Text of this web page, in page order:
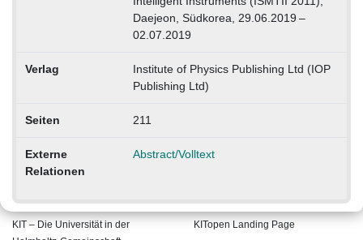
Daejeon, Südkorea, 29.06.2019 –
02.07.2019
Verlag
Institute of Physics Publishing Ltd (IOP
Publishing Ltd)
Seiten 211
Externe
Relationen
Abstract/Volltext
KIT – Die Universität in der
KITopen Landing Page